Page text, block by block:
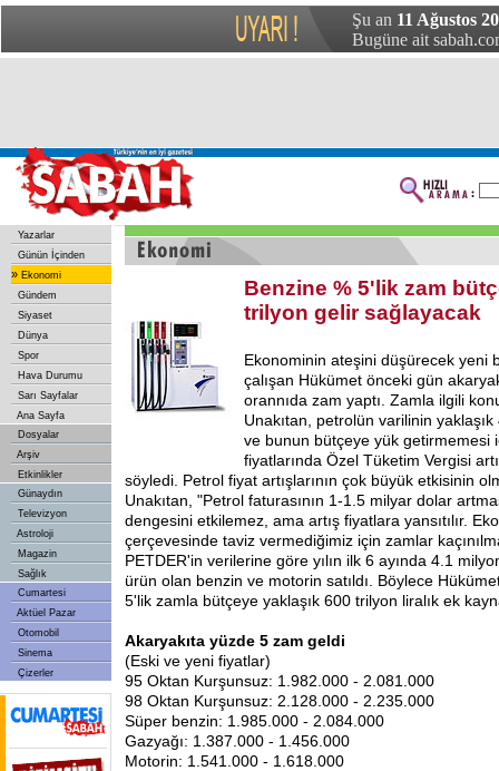
Şu an 11 Ağustos
Bugüne ait
Yazarlar
Günün İçinden
» Ekonomi
Gündem
Siyaset
Dünya
Spor
Hava Durumu
Sarı Sayfalar
Ana Sayfa
Dosyalar
Arşiv
Etkinlikler
Günaydın
Televizyon
Astroloji
Magazin
Sağlık
Cumartesi
Aktüel Pazar
Otomobil
Sinema
Çizerler
Benzine % 5'lik zam
trilyon gelir sağlayacak
Ekonominin ateşini düşürecek yeni
çalışan Hükümet önceki gün
orannıda zam yaptı. Zamla ilgili
Unakıtan, petrolün varilinin
ve bunun bütçeye yük getirmemesi
fiyatlarında Özel Tüketim Vergisi
söyledi. Petrol fiyat artışlarının çok büyük etkisinin
Unakıtan, "Petrol faturasının 1-1.5 milyar dolar
dengesini etkilemez, ama artış fiyatlara yansıtılır.
çerçevesinde taviz vermediğimiz için zamlar
PETDER'in verilerine göre yılın ilk 6 ayında 4.1
ürün olan benzin ve motorin satıldı. Böylece
5'lik zamla bütçeye yaklaşık 600 trilyon liralık ek
Akaryakıta yüzde 5 zam geldi
(Eski ve yeni fiyatlar)
95 Oktan Kurşunsuz: 1.982.000 - 2.081.000
98 Oktan Kurşunsuz: 2.128.000 - 2.235.000
Süper benzin: 1.985.000 - 2.084.000
Gazyağı: 1.387.000 - 1.456.000
Motorin: 1.541.000 - 1.618.000